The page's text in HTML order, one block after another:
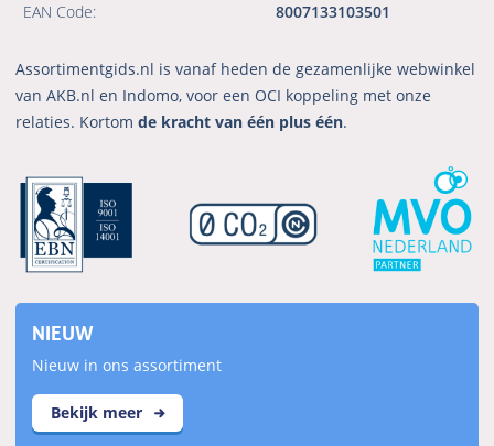
EAN Code:
8007133103501
Assortimentgids.nl is vanaf heden de gezamenlijke webwinkel
van AKB.nl en Indomo, voor een OCI koppeling met onze
relaties. Kortomde kracht van één plus één.
NIEUW
Nieuw in ons assortiment
Bekijk meer